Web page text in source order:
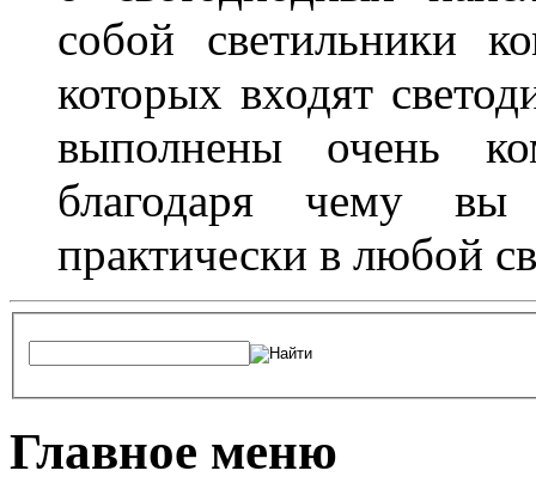
собой светильники
которых входят
выполнены очень
благодаря чему вы
практически в любой
Главное меню